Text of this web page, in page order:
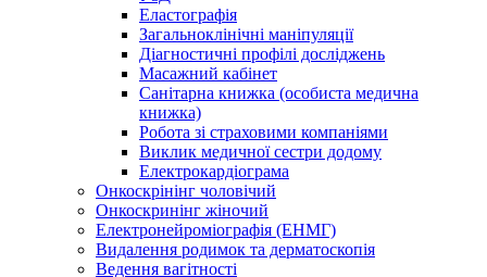
Еластографія
Загальноклінічні маніпуляції
Діагностичні профілі досліджень
Масажний кабінет
Санітарна книжка (особиста медична
книжка)
Робота зі страховими компаніями
Виклик медичної сестри додому
Електрокардіограма
Онкоскрінінг чоловічий
Онкоскринінг жіночий
Електронейроміографія (ЕНМГ)
Видалення родимок та дерматоскопія
Ведення вагітності